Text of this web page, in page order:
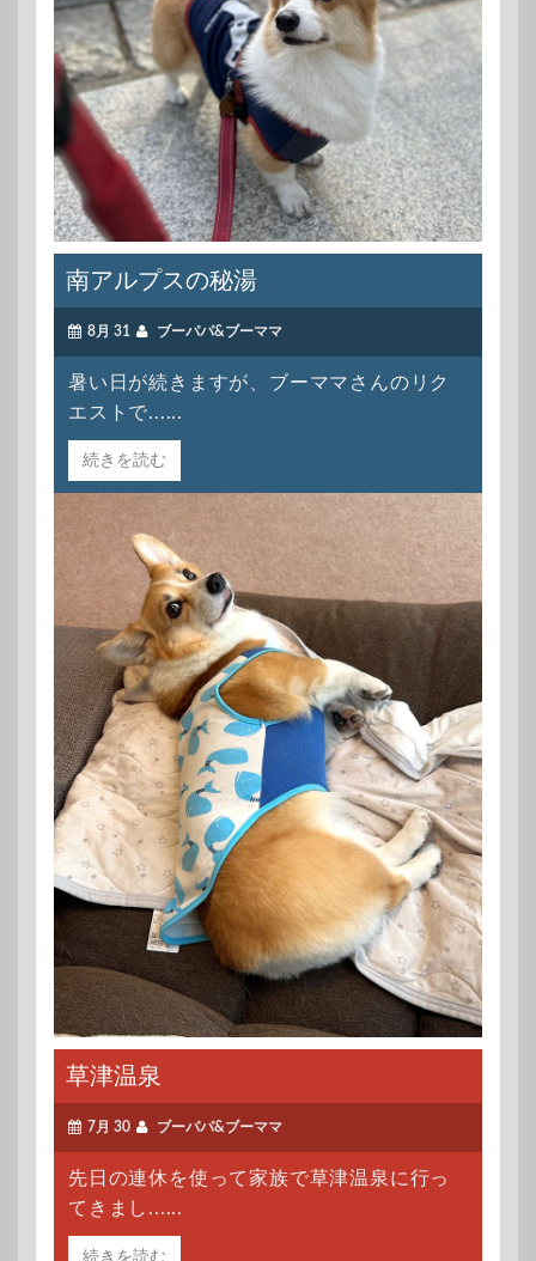
南アルプスの秘湯
8月 31 ブーパパ&ブーママ
暑い日が続きますが、ブーママさんのリク
エストで......
続きを読む
草津温泉
7月 30 ブーパパ&ブーママ
先日の連休を使って家族で草津温泉に行っ
てきまし......
続きを読む